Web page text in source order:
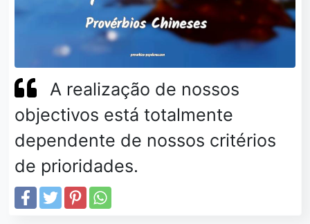
A realização de nossos
objectivos está totalmente
dependente de nossos critérios
de prioridades.